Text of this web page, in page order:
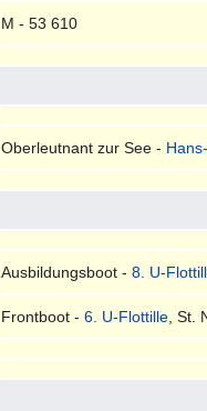
M - 53 610
Oberleutnant zur See -
Ausbildungsboot -8. U-
Frontboot -6. U-Flottille , St.